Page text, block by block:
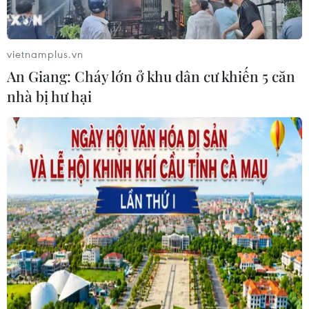
Bộ Y tế : Trên 22% người trưởng
thành thiếu vận động thể lực
31/07/2026 04:10
TP Hồ Chí Minh đồng hành để trẻ
mắc bệnh hiểm nghèo không lỡ cơ
hội học tập và điều trị
30/07/2026 13:53
Bé trai 7 tuổi được ghép thận xuyên
Việt từ người hiến chết não
30/07/2026 12:52
vietnamplus.vn
An Giang: Cháy lớn ở khu dân cư khiến 5 căn
nhà bị hư hại